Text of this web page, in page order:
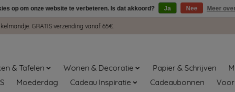
GRATIS verzending vanaf 65€.
& Tafelen Wonen & Decoratie Papier & Schrijven
Moederdag Cadeau Inspiratie Cadeaubonnen
op om onze website te verbeteren. Is dat akkoord? Ja Nee Meer